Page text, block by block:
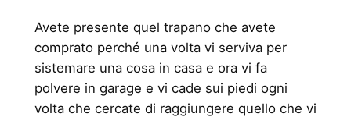
Avete presente quel trapano che avete
comprato perché una volta vi serviva per
sistemare una cosa in casa e ora vi fa
polvere in garage e vi cade sui piedi ogni
volta che cercate di raggiungere quello che vi